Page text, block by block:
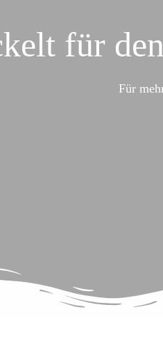
für
Für